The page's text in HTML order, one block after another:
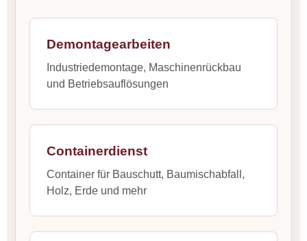
Demontagearbeiten
Industriedemontage, Maschinenrückbau
und Betriebsauflösungen
Containerdienst
Container für Bauschutt, Baumischabfall,
Holz, Erde und mehr